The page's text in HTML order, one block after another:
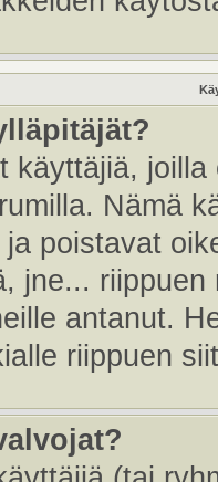
käyttäjiä,
Nämä
poistavat
jne...
antanut.
riippuen